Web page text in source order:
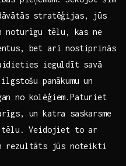
stratēģijas, jūs
noturīgu⁢ tēlu, kas ne⁤
bet arī nostiprinās
ieguldīt⁢ savā
panākumu un
no kolēģiem.Paturiet
un katra saskarsme
tēlu. Veidojiet to ar
rezultāts⁢ jūs noteikti